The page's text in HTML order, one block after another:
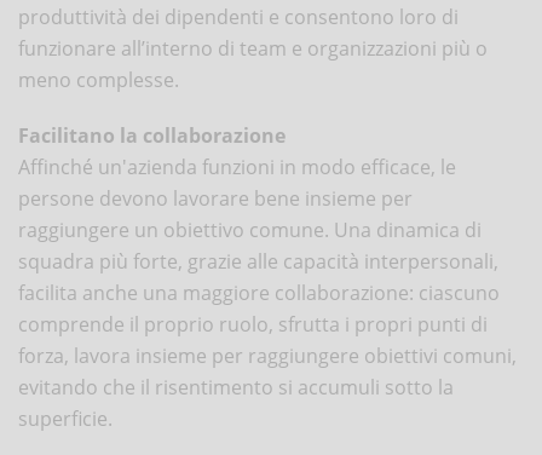
produttività dei dipendenti e consentono loro di
funzionare all’interno di team e organizzazioni più o
meno complesse.
Facilitano la collaborazione
Affinché un'azienda funzioni in modo efficace, le
persone devono lavorare bene insieme per
raggiungere un obiettivo comune. Una dinamica di
squadra più forte, grazie alle capacità interpersonali,
facilita anche una maggiore collaborazione: ciascuno
comprende il proprio ruolo, sfrutta i propri punti di
forza, lavora insieme per raggiungere obiettivi comuni,
evitando che il risentimento si accumuli sotto la
superficie.